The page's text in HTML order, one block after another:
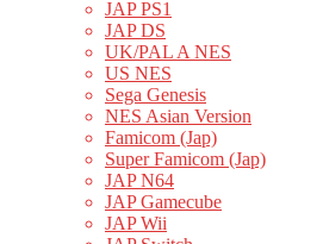
JAP PS1
JAP DS
UK/PAL A NES
US NES
Sega Genesis
NES Asian Version
Famicom (Jap)
Super Famicom (Jap)
JAP N64
JAP Gamecube
JAP Wii